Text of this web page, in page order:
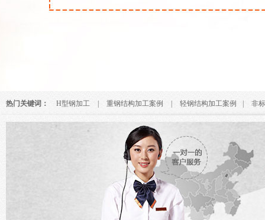
热门关键词： H型钢加工 重钢结构加工案例 轻钢结构加工案例 | 非